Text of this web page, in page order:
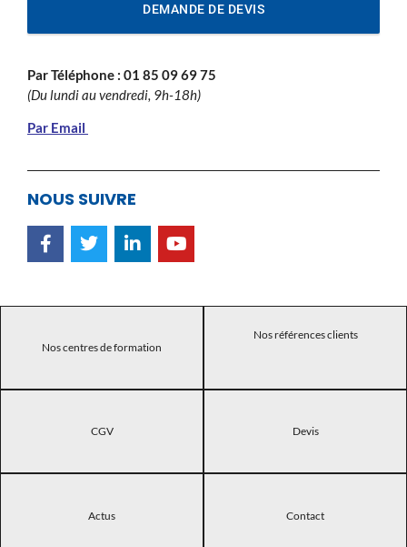
DEMANDE DE DEVIS
Par Téléphone : 01 85 09 69 75
(Du lundi au vendredi, 9h-18h)
Par Email
NOUS SUIVRE
Nos centres de formation
Nos références clients
CGV Devis
Actus Contact